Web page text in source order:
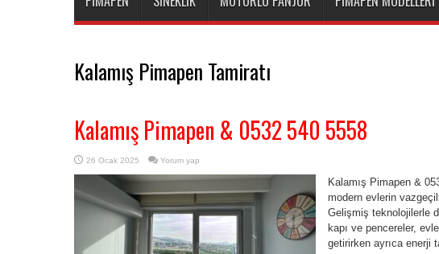
Kalamış Pimapen Tamiratı
Kalamış Pimapen & 0532 540 5558
26 Ocak 2025 Yorum yap
Kalamış Pimapen &
modern evlerin
Gelişmiş teknolojilerle
kapı ve pencereler,
getirirken ayrıca enerji